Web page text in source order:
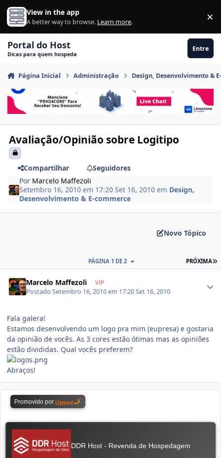
Ir para conteúdo
View in the app
A better way to browse. Learn more. ×
Portal do Host
Dicas para quem hospeda
Entre
Página Inicial Administração Design, Desenvolvimento &
Avaliação/Opinião sobre Logitipo
Compartilhar
Seguidores
Por Marcelo Maffezoli
Setembro 16, 2010 em 17:20Set 16, 2010 em Design,
Desenvolvimento & E-commerce
Novo Tópico
PRÓXIMA
PÁGINA 1 DE 2
Marcelo Maffezoli VIP
PostadoSetembro 16, 2010 em 17:20Set 16, 2010
Fala galera!
Estamos desenvolvendo um logo pra mim (eupresa) e gostaria
da opinião de vocês. As 3 cores estão ótimas mas as opiniões
estão divididas. Qual vocês preferem?
Abraços!